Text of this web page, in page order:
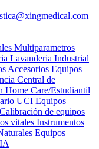
Multiparametros
Lavanderia Industrial
Accesorios Equipos
Central de
Home Care/Estudiantil
UCI Equipos
Calibración de equipos
vitales Instrumentos
Equipos